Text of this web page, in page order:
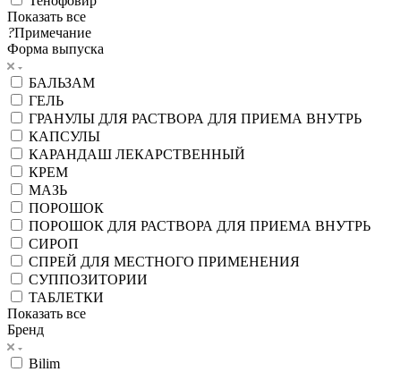
Показать все
?Примечание
Форма выпуска
БАЛЬЗАМ
ГЕЛЬ
ГРАНУЛЫ ДЛЯ РАСТВОРА ДЛЯ ПРИЕМА ВНУТРЬ
КАПСУЛЫ
КАРАНДАШ ЛЕКАРСТВЕННЫЙ
КРЕМ
МАЗЬ
ПОРОШОК
ПОРОШОК ДЛЯ РАСТВОРА ДЛЯ ПРИЕМА ВНУТРЬ
СИРОП
СПРЕЙ ДЛЯ МЕСТНОГО ПРИМЕНЕНИЯ
СУППОЗИТОРИИ
ТАБЛЕТКИ
Показать все
Бренд
Bilim